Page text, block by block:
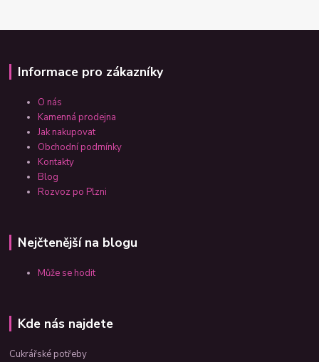
Informace pro zákazníky
O nás
Kamenná prodejna
Jak nakupovat
Obchodní podmínky
Kontakty
Blog
Rozvoz po Plzni
Nejčtenější na blogu
Může se hodit
Kde nás najdete
Cukrářské potřeby